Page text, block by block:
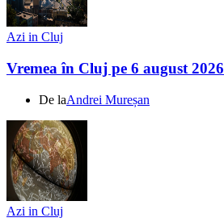
Azi in Cluj
Vremea în Cluj pe 6 august 2026
De laAndrei Mureșan
Azi in Cluj